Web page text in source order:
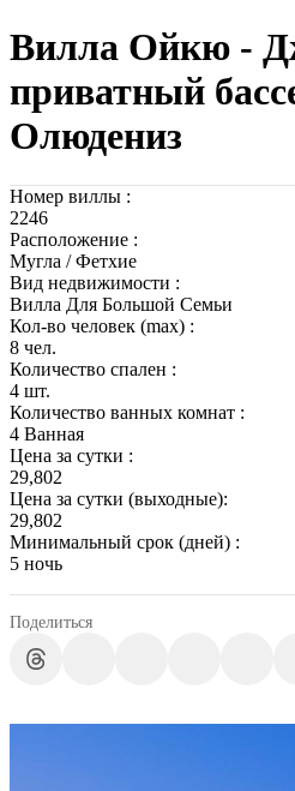
Вилла Ойкю -
приватный
Олюдениз
Номер виллы :
2246
Расположение :
Мугла / Фетхие
Вид недвижимости :
Вилла Для Большой Семьи
Кол-во человек (max) :
8 чел.
Количество спален :
4 шт.
Количество ванных комнат :
4 Ванная
Цена за сутки :
29,802
Цена за сутки (выходные):
29,802
Минимальный срок (дней) :
5 ночь
Поделиться